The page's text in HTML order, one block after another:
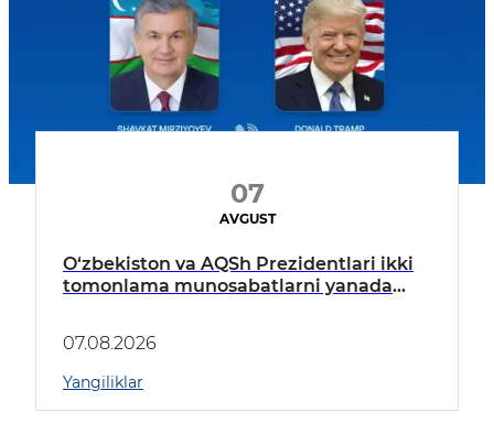
07
AVGUST
O‘zbekiston va AQSh Prezidentlari ikki
tomonlama munosabatlarni yanada
07.08.2026
Yangiliklar